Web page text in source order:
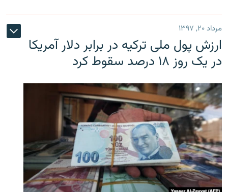
مرداد ۲۰, ۱۳۹۷
ارزش پول ملی ترکیه در برابر دلار آمریکا
در یک روز ۱۸ درصد سقوط کرد